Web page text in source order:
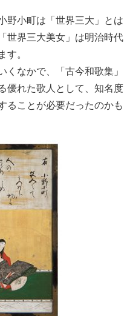
野小町は「世界三大」とは
世界三大美女」は明治時代
。
なかで、「古今和歌集」
優れた歌人として、知名度
ることが必要だったのかも